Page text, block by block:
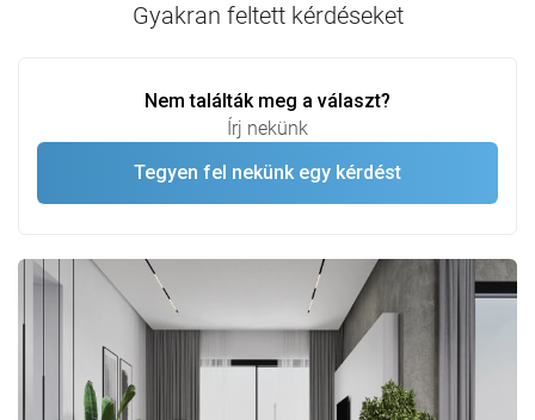
Gyakran feltett kérdéseket
Nem találták meg a választ?
Írj nekünk
Tegyen fel nekünk egy kérdést